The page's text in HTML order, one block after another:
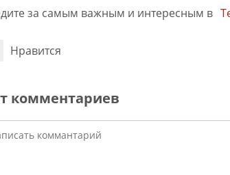
за самым важным и интересным в
Нравится
комментариев